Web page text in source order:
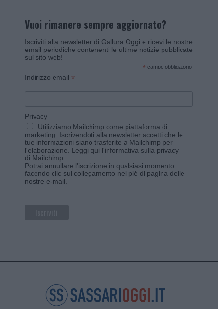
Vuoi rimanere sempre aggiornato?
Iscriviti alla newsletter di Gallura Oggi e ricevi le nostre
email periodiche contenenti le ultime notizie pubblicate
sul sito web!
* campo obbligatorio
Indirizzo email *
Privacy
Utilizziamo Mailchimp come piattaforma di
marketing. Iscrivendoti alla newsletter accetti che le
tue informazioni siano trasferite a Mailchimp per
l'elaborazione. Leggi qui l'informativa sulla privacy
di Mailchimp
Potrai annullare l'iscrizione in qualsiasi momento
facendo clic sul collegamento nel piè di pagina delle
nostre e-mail.